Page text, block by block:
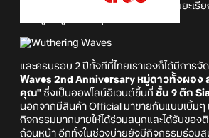
ของเกมมีแนวโน้มเพิ่มมากขึ้นอย่างมีนัยยะเรี
และครบรอบ 2 ปีทั้งทีที่ไทยเราเองก็ได้มีการจั
Waves 2nd Anniversary หมู่ดาวทั้งผอง
คุณ" ซึ่งเป็นออฟไลน์อีเวนต์ขึ้นที่ ชั้น 9 ตึก
นอกจากมีสินค้า Official มาขายกันแบบเบิ้มๆ
กิจกรรมมากมายให้ได้ร่วมสนุกและได้รับของ
ถ้วนหน้า อีกทั้งในช่วงบ่ายยังมีกิจกรรมร่วม